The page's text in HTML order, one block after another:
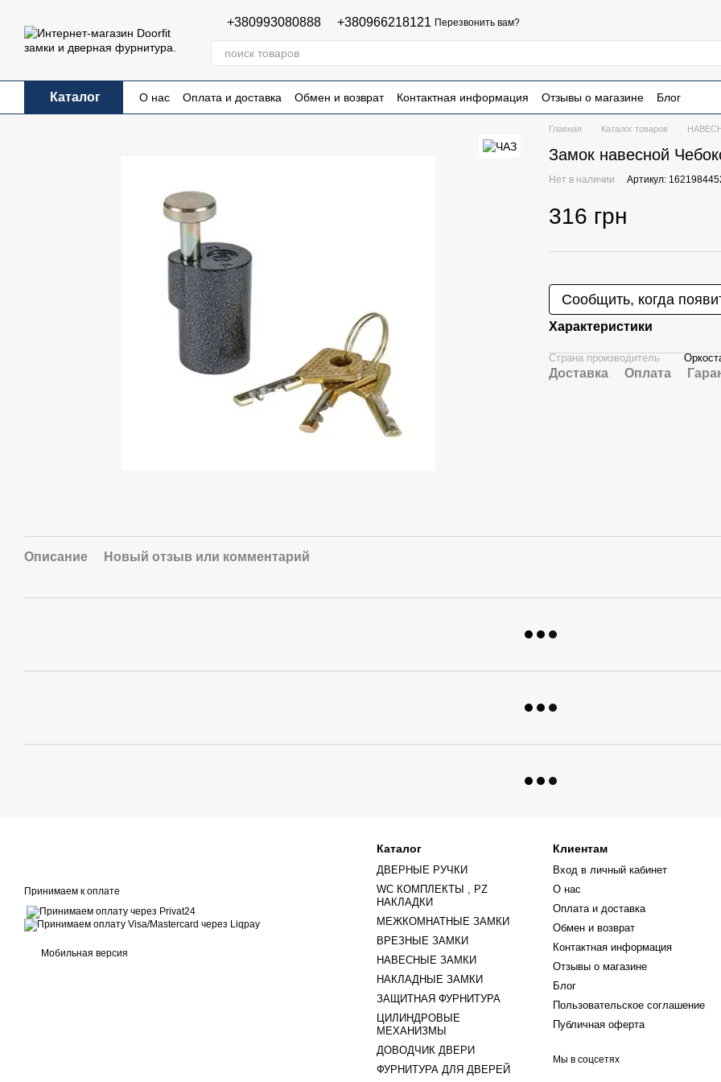
+380993080888 +380966218121 Перезвонить вам?
Каталог О нас Оплата и доставка Обмен и возврат Контактная информация Отзывы о магазине
Блог
Пользовательское соглашение
Публичная оферта
Главная Каталог товаров
Замок навесной
Нет в наличии Артикул:
316 грн
Сообщить, когда
Характеристики
Страна производитель
Доставка Оплата
Описание Новый отзыв или комментарий
Принимаем к оплате
Мобильная версия
Каталог
ДВЕРНЫЕ РУЧКИ
WC КОМПЛЕКТЫ , PZ
НАКЛАДКИ
МЕЖКОМНАТНЫЕ ЗАМКИ
ВРЕЗНЫЕ ЗАМКИ
НАВЕСНЫЕ ЗАМКИ
НАКЛАДНЫЕ ЗАМКИ
ЗАЩИТНАЯ ФУРНИТУРА
ЦИЛИНДРОВЫЕ
МЕХАНИЗМЫ
ДОВОДЧИК ДВЕРИ
ФУРНИТУРА ДЛЯ ДВЕРЕЙ
Клиентам
Вход в личный кабинет
О нас
Оплата и доставка
Обмен и возврат
Контактная информация
Отзывы о магазине
Блог
Пользовательское соглашение
Публичная оферта
Мы в соцсетях